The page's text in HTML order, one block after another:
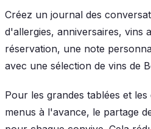
Créez un journal des
d'allergies, anniversaires, vins
réservation, une note
avec une sélection de vins de
Pour les grandes tablées et
menus à l'avance, le partage